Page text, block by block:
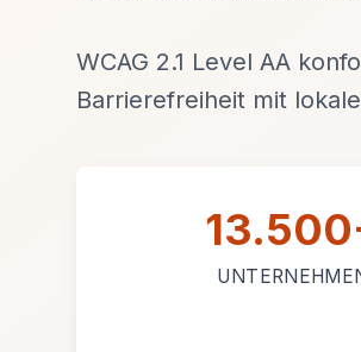
WCAG 2.1 Level AA
Barrierefreiheit mit